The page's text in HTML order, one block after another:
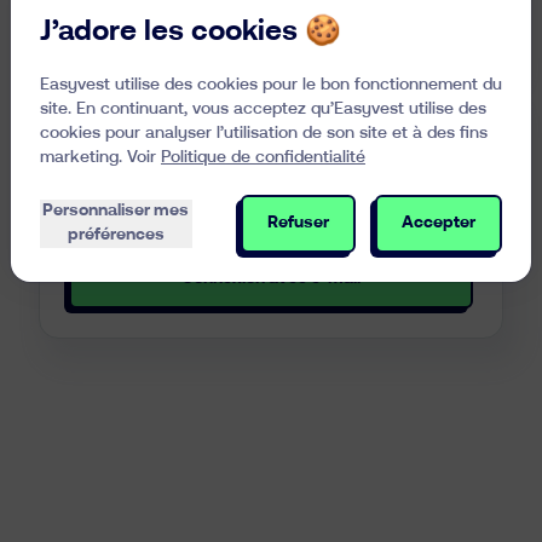
J’adore les cookies 🍪
Easyvest utilise des cookies pour le bon fonctionnement du
site. En continuant, vous acceptez qu’Easyvest utilise des
cookies pour analyser l’utilisation de son site et à des fins
marketing. Voir Politique de confidentialité
Personnaliser mes
préférences
Refuser Accepter
Ressources
Adresse e-mail
Utilisez votre adresse e-mail et une authentification
double facteur
Connexion avec e-mail